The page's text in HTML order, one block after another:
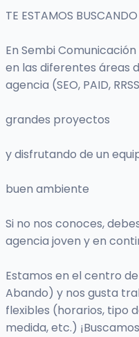
TE ESTAMOS BUSCANDO
En Sembi
en las diferentes áreas
agencia (SEO, PAID,
grandes proyectos
y disfrutando de un
buen ambiente
Si no nos conoces,
agencia joven y en
Estamos en el centro
Abando) y nos gusta
flexibles (horarios, tipo
medida, etc.)